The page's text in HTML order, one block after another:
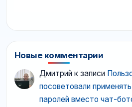
Новые комментарии
Дмитрий к записи
посоветовали
паролей вместо чат-